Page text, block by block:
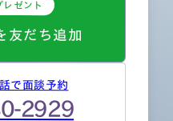
レゼント
友だち追加
で面談予約
2929